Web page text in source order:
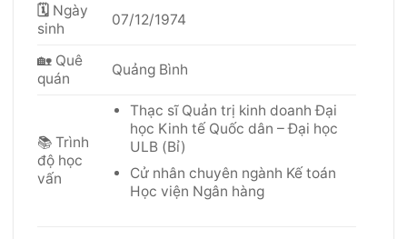
🗓 Ngày
sinh
07/12/1974
🏡 Quê
quán
Quảng Bình
📚 Trình
độ học
vấn
Thạc sĩ Quản trị kinh doanh Đại
học Kinh tế Quốc dân – Đại học
ULB (Bỉ)
Cử nhân chuyên ngành Kế toán
Học viện Ngân hàng